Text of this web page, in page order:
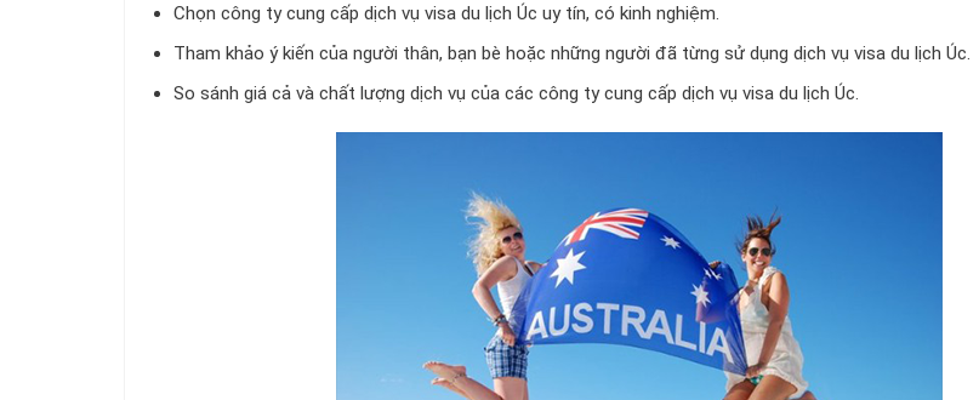
Chọn công ty cung cấp dịch vụ visa du lịch Úc uy tín, có kinh nghiệm.
Tham khảo ý kiến của người thân, bạn bè hoặc những người đã từng sử dụng dịch vụ visa du lịch Úc.
So sánh giá cả và chất lượng dịch vụ của các công ty cung cấp dịch vụ visa du lịch Úc.